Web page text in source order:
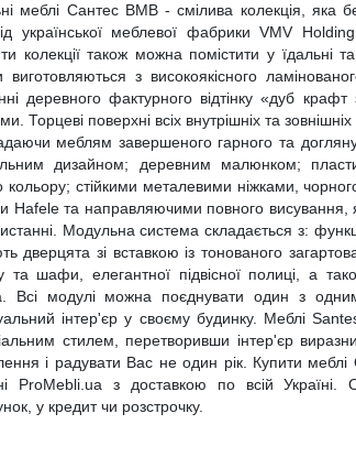
меблі Сантес ВМВ - смілива колекція, яка
української меблевої фабрики VMV
колекції також можна помістити у їдальні
виготовляються з високоякісного
деревного фактурного відтінку «дуб
Торцеві поверхні всіх внутрішніх та
меблям завершеного гарного та
дизайном; деревним малюнком;
кольору; стійкими металевими ніжками,
Hafele та направляючими повного висування,
Модульна система складається з:
дверцята зі вставкою із тонованого
та шафи, елегантної підвісної полиці, а
Всі модулі можна поєднувати один з
інтер'єр у своєму будинку. Меблі
стилем, перетворивши інтер'єр
і радувати Вас не один рік. Купити
ProMebli.ua з доставкою по всій Україні.
у кредит чи розстрочку.